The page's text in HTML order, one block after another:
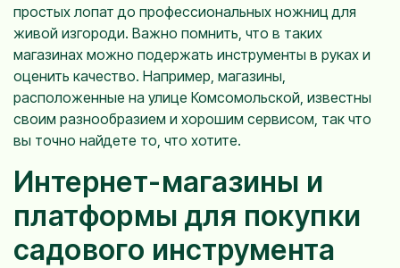
простых лопат до профессиональных ножниц для
живой изгороди. Важно помнить, что в таких
магазинах можно подержать инструменты в руках и
оценить качество. Например, магазины,
расположенные на улице Комсомольской, известны
своим разнообразием и хорошим сервисом, так что
вы точно найдете то, что хотите.
Интернет-магазины и
платформы для покупки
садового инструмента